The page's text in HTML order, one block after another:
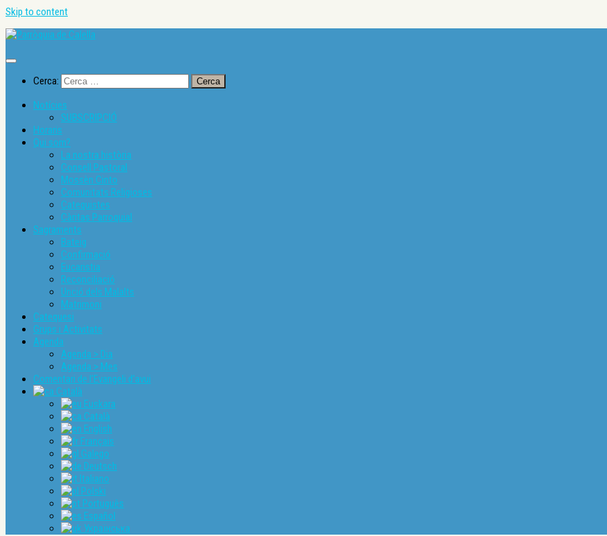
Skip to content
Cerca:
Notícies
SUBSCRIPCIÓ
Horaris
Qui som?
La nostra història
Consell Pastoral
Mossèn Cinto
Comunitats Religioses
Catequistes
Càritas Parroquial
Sagraments
Bateig
Confirmació
Eucaristia
Reconciliació
Unció dels Malalts
Matrimoni
Catequesi
Grups i Activitats
Agenda
Agenda > Dia
Agenda > Mes
Comentari de l’Evangeli d’avui
Català
Euskara
Català
English
Français
Galego
Deutsch
Italiano
Polski
Português
Español
Українська